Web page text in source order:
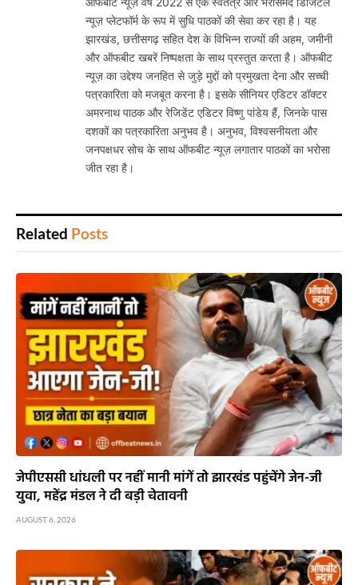
न्यूज़ प्लेटफॉर्म के रूप में सुधि पाठकों की सेवा कर रहा है। यह
झारखंड, छत्तीसगढ़ सहित देश के विभिन्न राज्यों की अहम, जमीनी
और ऑफबीट खबरें निष्पक्षता के साथ प्रस्तुत करता है। ऑफबीट
न्यूज़ का उद्देश्य जनहित से जुड़े मुद्दों को प्रमुखता देना और सच्ची
पत्रकारिता को मजबूत करना है। इसके सीनियर एडिटर डॉक्टर
अमरनाथ पाठक और रेजिडेंट एडिटर विष्णु पांडेय हैं, जिनके पास
दशकों का पत्रकारिता अनुभव है। अनुभव, विश्वसनीयता और
जनपक्षधर सोच के साथ ऑफबीट न्यूज़ लगातार पाठकों का भरोसा
जीत रहा है।
Related Posts
जेपीएससी धांधली पर नहीं मानी मांगें तो झारखंड पहुंचेंगे जेन-जी
युवा, महेंद्र मंडल ने दी बड़ी चेतावनी
AUGUST 6, 2026